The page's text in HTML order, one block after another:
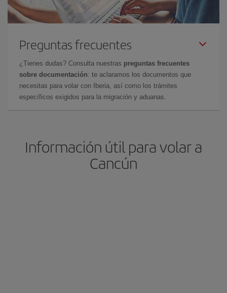
Preguntas frecuentes
¿Tienes dudas? Consulta nuestras preguntas frecuentes
sobre documentación: te aclaramos los documentos que
necesitas para volar con Iberia, así como los trámites
específicos exigidos para la migración y aduanas.
Información útil para volar a
Cancún